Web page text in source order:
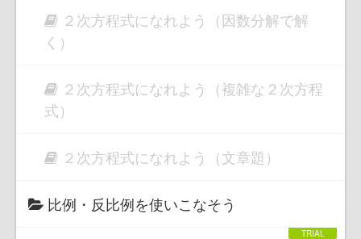
２次方程式になれよう（因数分解で解
く）
２次方程式になれよう（複雑な２次方程
式）
２次方程式になれよう（文章題）
比例・反比例を使いこなそう